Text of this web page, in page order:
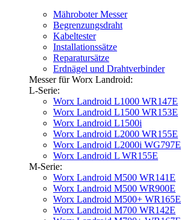
Mähroboter Messer
Begrenzungsdraht
Kabeltester
Installationssätze
Reparatursätze
Erdnägel und Drahtverbinder
Messer für Worx Landroid:
L-Serie:
Worx Landroid L1000 WR147E
Worx Landroid L1500 WR153E
Worx Landroid L1500i
Worx Landroid L2000 WR155E
Worx Landroid L2000i WG797E
Worx Landroid L WR155E
M-Serie:
Worx Landroid M500 WR141E
Worx Landroid M500 WR900E
Worx Landroid M500+ WR165E
Worx Landroid M700 WR142E